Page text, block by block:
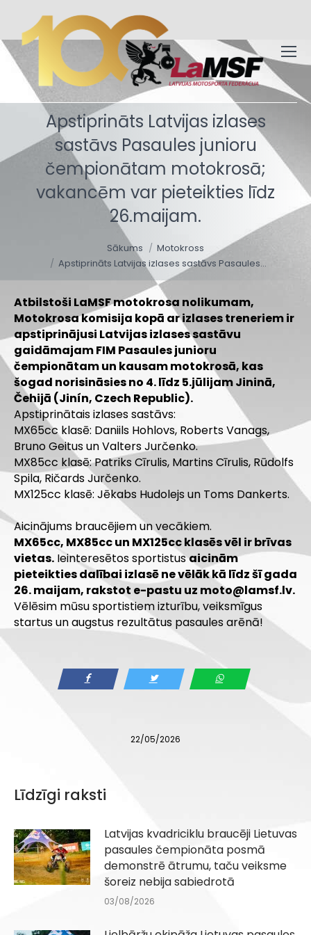
Apstiprināts Latvijas izlases
sastāvs Pasaules junioru
čempionātam motokrosā;
vakancēm var pieteikties līdz
26.maijam.
Sākums
Motokross
Apstiprināts Latvijas izlases sastāvs Pasaules…
Atbilstoši LaMSF motokrosa nolikumam,
Motokrosa komisija kopā ar izlases treneriem ir
apstiprinājusi Latvijas izlases sastāvu
gaidāmajam FIM Pasaules junioru
čempionātam un kausam motokrosā, kas
šogad norisināsies no 4. līdz 5.jūlijam Jininā,
Čehijā (Jinín, Czech Republic).
Apstiprinātais izlases sastāvs:
MX65cc klasē: Daniils Hohlovs, Roberts Vanags,
Bruno Geitus un Valters Jurčenko.
MX85cc klasē: Patriks Cīrulis, Martins Cīrulis, Rūdolfs
Spila, Ričards Jurčenko.
MX125cc klasē: Jēkabs Hudolejs un Toms Dankerts.
Aicinājums braucējiem un vecākiem.
MX65cc, MX85cc un MX125cc klasēs vēl ir brīvas
vietas. Ieinteresētos sportistusaicinām
pieteikties dalībai izlasē ne vēlāk kā līdz šī gada
26. maijam, rakstot e-pastu uz moto@lamsf.lv.
Vēlēsim mūsu sportistiem izturību, veiksmīgus
startus un augstus rezultātus pasaules arēnā!
22/05/2026
Līdzīgi raksti
Latvijas kvadriciklu braucēji Lietuvas
pasaules čempionāta posmā
demonstrē ātrumu, taču veiksme
šoreiz nebija sabiedrotā
03/08/2026